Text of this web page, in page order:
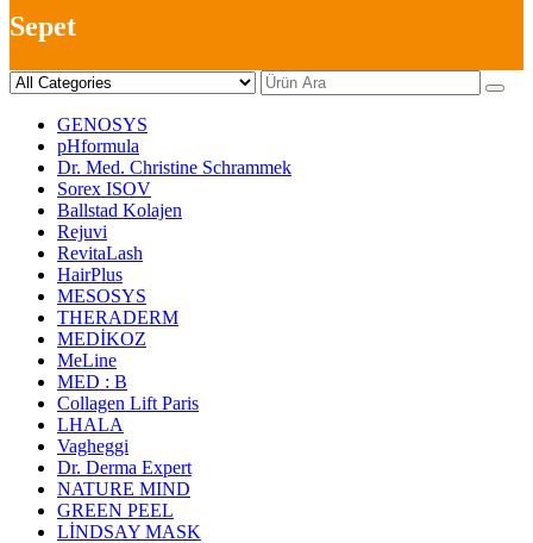
Sepet
GENOSYS
pHformula
Dr. Med. Christine Schrammek
Sorex ISOV
Ballstad Kolajen
Rejuvi
RevitaLash
HairPlus
MESOSYS
THERADERM
MEDİKOZ
MeLine
MED : B
Collagen Lift Paris
LHALA
Vagheggi
Dr. Derma Expert
NATURE MIND
GREEN PEEL
LİNDSAY MASK